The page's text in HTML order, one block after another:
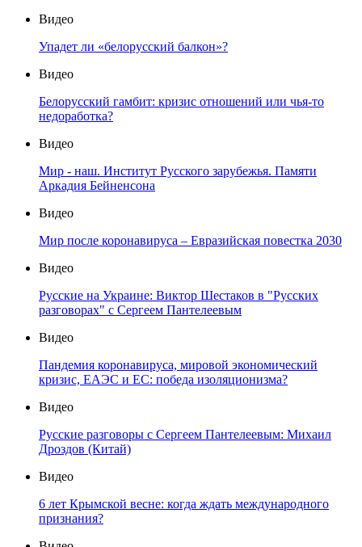
Видео
Упадет ли «белорусский балкон»?
Видео
Белорусский гамбит: кризис отношений или чья-то
недоработка?
Видео
Мир - наш. Институт Русского зарубежья. Памяти
Аркадия Бейненсона
Видео
Мир после коронавируса – Евразийская повестка 2030
Видео
Русские на Украине: Виктор Шестаков в "Русских
разговорах" с Сергеем Пантелеевым
Видео
Пандемия коронавируса, мировой экономический
кризис, ЕАЭС и ЕС: победа изоляционизма?
Видео
Русские разговоры с Сергеем Пантелеевым: Михаил
Дроздов (Китай)
Видео
6 лет Крымской весне: когда ждать международного
признания?